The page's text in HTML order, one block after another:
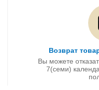
Возврат
Вы можете
7(семи)